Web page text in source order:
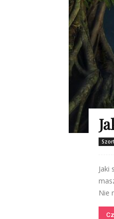
Jaki
Nie